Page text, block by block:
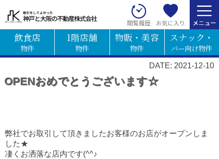
閲覧履歴 お気に入り
飲食店
物件
1階店舗
物件
物販・美容
物件
スナック・
バー向け物件
DATE: 2021-12-10
OPENおめでとうございます☆
弊社でお取引して頂きましたお客様のお店がオープンしま
した★
凄くお洒落な店内です(^^♪